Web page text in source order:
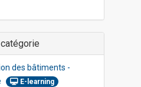
des bâtiments -
E-learning